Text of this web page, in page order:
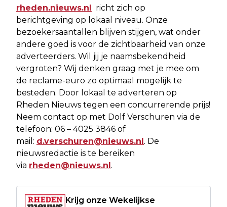
rheden.nieuws.nl richt zich op
berichtgeving op lokaal niveau. Onze
bezoekersaantallen blijven stijgen, wat onder
andere goed is voor de zichtbaarheid van onze
adverteerders. Wil jij je naamsbekendheid
vergroten? Wij denken graag met je mee om
de reclame-euro zo optimaal mogelijk te
besteden. Door lokaal te adverteren op
Rheden Nieuws tegen een concurrerende prijs!
Neem contact op met Dolf Verschuren via de
telefoon: 06 – 4025 3846 of
mail: d.verschuren@nieuws.nl. De
nieuwsredactie is te bereiken
via rheden@nieuws.nl.
Krijg onze Wekelijkse